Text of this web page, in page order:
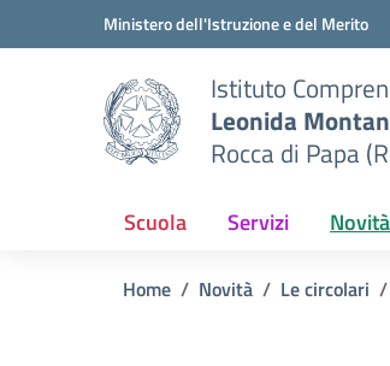
Vai ai contenuti
Vai al menu di navigazioneMinistero dell'Istruzione e del Merito
Istituto
Leonida
Rocca di Papa
Scuola Servizi Novità
Home Novità Le circolari